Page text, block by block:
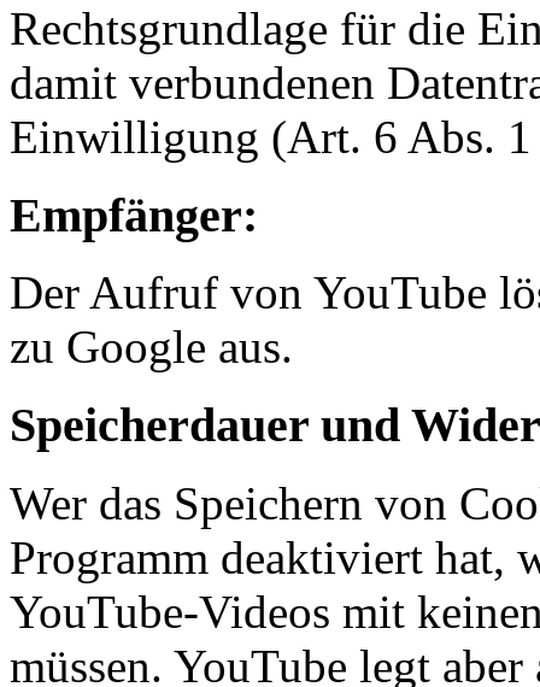
Rechtsgrundlage für die
damit verbundenen
Einwilligung (Art. 6 Abs.
Empfänger:
Der Aufruf von YouTube
zu Google aus.
Speicherdauer und
Wer das Speichern von
Programm deaktiviert hat,
YouTube-Videos mit
müssen. YouTube legt